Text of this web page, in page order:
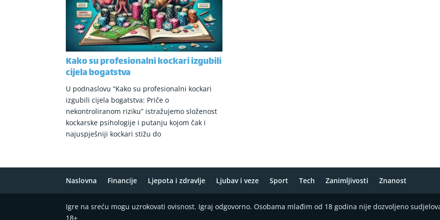
Kako su profesionalni kockari izgubili
cijela bogatstva
U podnaslovu “Kako su profesionalni kockari
izgubili cijela bogatstva: Priče o
nekontroliranom riziku” istražujemo složenost
kockarske psihologije i putanju kojom čak i
najuspješniji kockari stižu do
Naslovna Financije Ljepota i zdravlje Ljubav i veze Sport Tech Zanimljivosti Znanost
Igre na sreću mogu uzrokovati ovisnost. Igraj odgovorno. Osobama mlađim od 18 godina nije dozvoljeno
18+